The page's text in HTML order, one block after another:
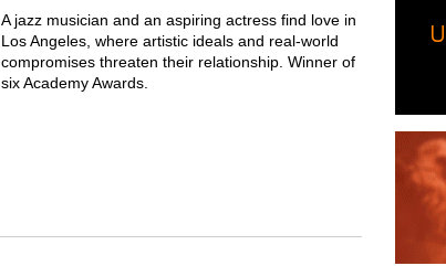
A jazz musician and an aspiring actress find love in
Los Angeles, where artistic ideals and real-world
compromises threaten their relationship. Winner of
six Academy Awards.